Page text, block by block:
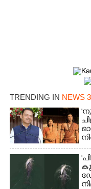
TRENDING IN NEWS